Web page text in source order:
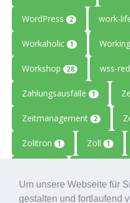
Um unsere Webseite für
gestalten und fortlaufend
WordPress 2 work-
Workaholic 1
Workshop 28 wss-
Zahlungsausfälle 1
Zeitmanagement 2
Zolitron 1 Zoll 1
Zusammenarbeit